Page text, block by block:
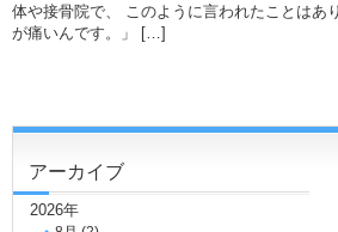
体や接骨院で、 このように言われたことは
が痛いんです。」 […]
アーカイブ
2026年